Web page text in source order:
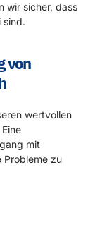
wir sicher, dass
sind.
von
wertvollen
mit
Probleme zu